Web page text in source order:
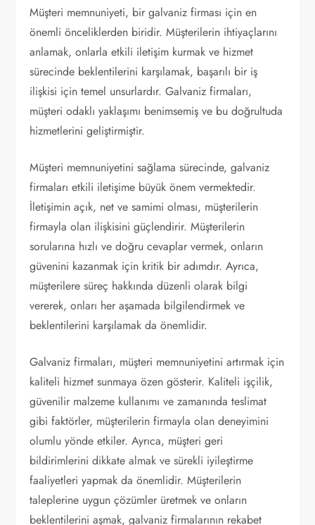
Müşteri memnuniyeti, bir galvaniz firması için en
önemli önceliklerden biridir. Müşterilerin ihtiyaçlarını
anlamak, onlarla etkili iletişim kurmak ve hizmet
sürecinde beklentilerini karşılamak, başarılı bir iş
ilişkisi için temel unsurlardır. Galvaniz firmaları,
müşteri odaklı yaklaşımı benimsemiş ve bu doğrultuda
hizmetlerini geliştirmiştir.
Müşteri memnuniyetini sağlama sürecinde, galvaniz
firmaları etkili iletişime büyük önem vermektedir.
İletişimin açık, net ve samimi olması, müşterilerin
firmayla olan ilişkisini güçlendirir. Müşterilerin
sorularına hızlı ve doğru cevaplar vermek, onların
güvenini kazanmak için kritik bir adımdır. Ayrıca,
müşterilere süreç hakkında düzenli olarak bilgi
vererek, onları her aşamada bilgilendirmek ve
beklentilerini karşılamak da önemlidir.
Galvaniz firmaları, müşteri memnuniyetini artırmak için
kaliteli hizmet sunmaya özen gösterir. Kaliteli işçilik,
güvenilir malzeme kullanımı ve zamanında teslimat
gibi faktörler, müşterilerin firmayla olan deneyimini
olumlu yönde etkiler. Ayrıca, müşteri geri
bildirimlerini dikkate almak ve sürekli iyileştirme
faaliyetleri yapmak da önemlidir. Müşterilerin
taleplerine uygun çözümler üretmek ve onların
beklentilerini aşmak, galvaniz firmalarının rekabet